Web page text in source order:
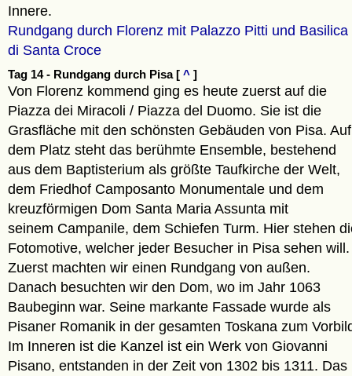
Innere.
Rundgang durch Florenz mit Palazzo Pitti und Basilica
di Santa Croce
Tag 14 - Rundgang durch Pisa [ ^ ]
Von Florenz kommend ging es heute zuerst auf die
Piazza dei Miracoli / Piazza del Duomo. Sie ist die
Grasfläche mit den schönsten Gebäuden von Pisa. Auf
dem Platz steht das berühmte Ensemble, bestehend
aus dem Baptisterium als größte Taufkirche der Welt,
dem Friedhof Camposanto Monumentale und dem
kreuzförmigen Dom Santa Maria Assunta mit
seinem Campanile, dem Schiefen Turm. Hier stehen
Fotomotive, welcher jeder Besucher in Pisa sehen will.
Zuerst machten wir einen Rundgang von außen.
Danach besuchten wir den Dom, wo im Jahr 1063
Baubeginn war. Seine markante Fassade wurde als
Pisaner Romanik in der gesamten Toskana zum
Im Inneren ist die Kanzel ist ein Werk von Giovanni
Pisano, entstanden in der Zeit von 1302 bis 1311. Das